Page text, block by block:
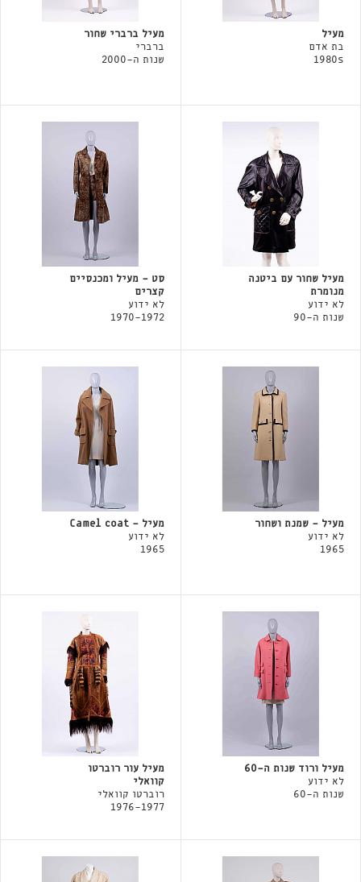
מעיל
בת אדם
1980s
מעיל ברברי שחור
ברברי
שנות ה-2000
מעיל שחור עם ביטנה
מנומרת
לא ידוע
שנות ה-90
סט - מעיל ומכנסיים
קצרים
לא ידוע
1970-1972
מעיל - שמנת ושחור
לא ידוע
1965
מעיל - Camel coat
לא ידוע
1965
מעיל ורוד שנות ה-60
לא ידוע
שנות ה-60
מעיל עור רוברטו
קוואלי
רוברטו קוואלי
1976-1977